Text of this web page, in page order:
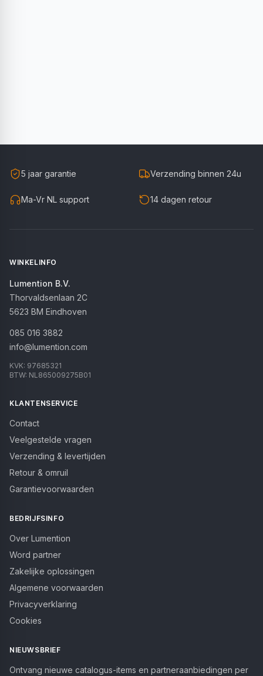
5 jaar garantie Verzending binnen 24u
Ma-Vr NL support 14 dagen retour
WINKELINFO
Lumention B.V.
Thorvaldsenlaan 2C
5623 BM Eindhoven
085 016 3882
info@lumention.com
KVK: 97685321
BTW: NL865009275B01
KLANTENSERVICE
Contact
Veelgestelde vragen
Verzending & levertijden
Retour & omruil
Garantievoorwaarden
BEDRIJFSINFO
Over Lumention
Word partner
Zakelijke oplossingen
Algemene voorwaarden
Privacyverklaring
Cookies
NIEUWSBRIEF
Ontvang nieuwe catalogus-items en partneraanbiedingen per